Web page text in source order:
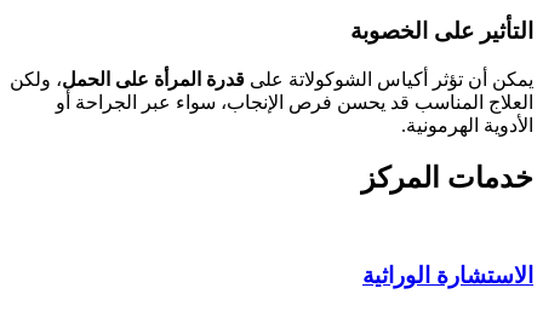
التأثير على الخصوبة
يمكن أن تؤثر أكياس الشوكولاتة على قدرة المرأة على الحمل، ولكن
العلاج المناسب قد يحسن فرص الإنجاب، سواء عبر الجراحة أو
الأدوية الهرمونية.
خدمات المركز
الاستشارة الوراثية